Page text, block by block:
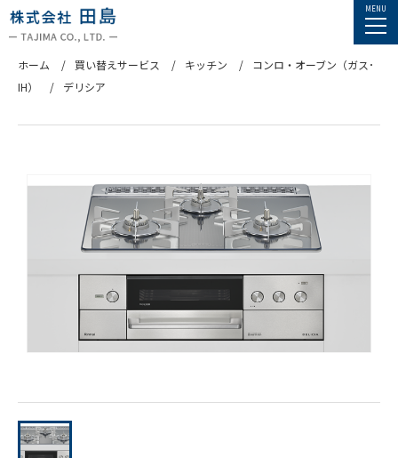
ホーム 買い替えサービス キッチン
コンロ・オーブン（ガス･
IH）
デリシア